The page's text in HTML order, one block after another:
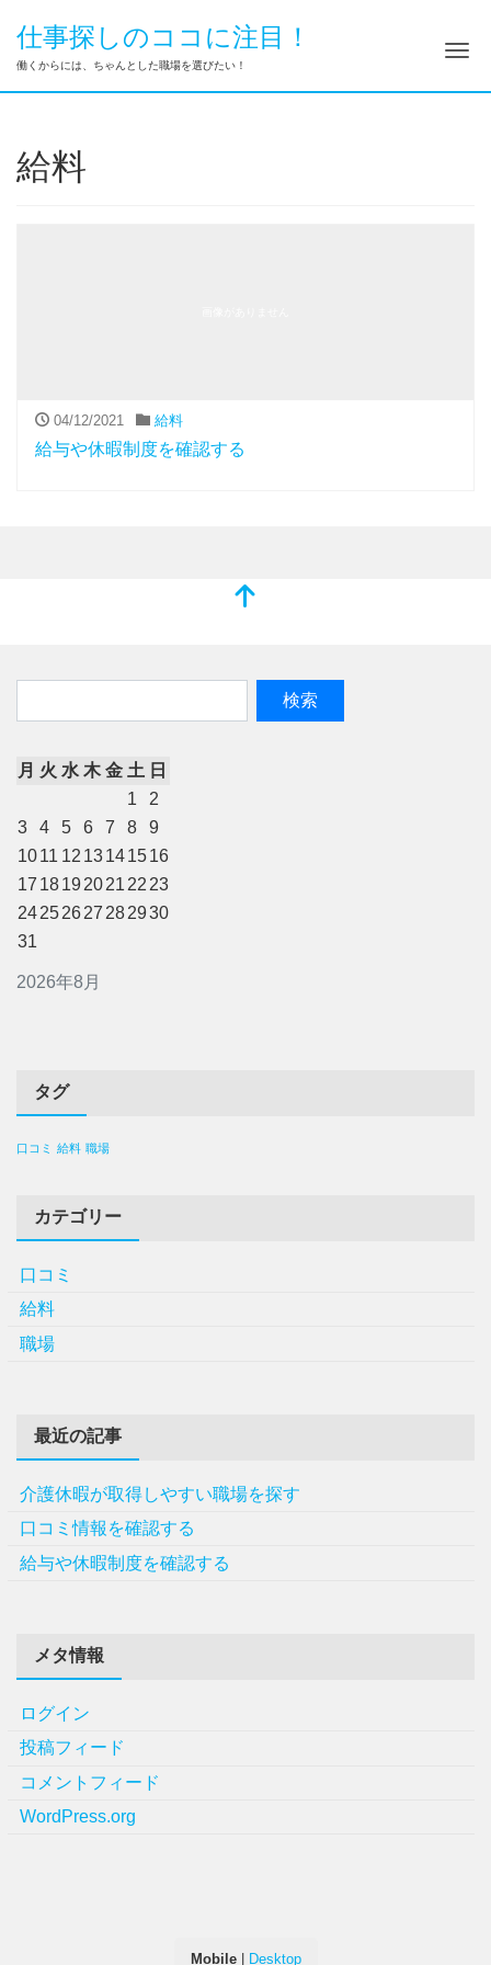
仕事探しのココに注目！
働くからには、ちゃんとした職場を選びたい！ ナ
給料
04/12/2021 給料
給与や休暇制度を確認する
2026年8月
月 火 水 木 金 土 日
1
2
3
4 5 6 7 8
9
1011 12 13141516
17 18192021 22 23
24252627 282930
31
タグ
口コミ 給料 職場
カテゴリー
口コミ
給料
職場
最近の記事
介護休暇が取得しやすい職場を探す
口コミ情報を確認する
給与や休暇制度を確認する
メタ情報
ログイン
投稿フィード
コメントフィード
WordPress.org
Mobile| Desktop